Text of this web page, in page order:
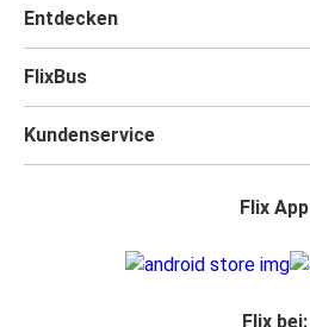
Entdecken
FlixBus
Kundenservice
Flix App
Flix bei: